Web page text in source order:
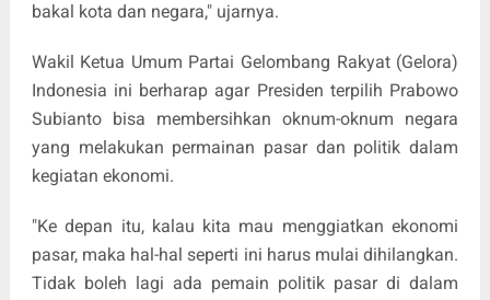
bakal kota dan negara," ujarnya.
Wakil Ketua Umum Partai Gelombang Rakyat (Gelora)
Indonesia ini berharap agar Presiden terpilih Prabowo
Subianto bisa membersihkan oknum-oknum negara
yang melakukan permainan pasar dan politik dalam
kegiatan ekonomi.
"Ke depan itu, kalau kita mau menggiatkan ekonomi
pasar, maka hal-hal seperti ini harus mulai dihilangkan.
Tidak boleh lagi ada pemain politik pasar di dalam